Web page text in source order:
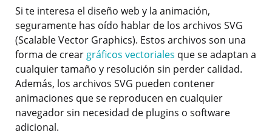
Si te interesa el diseño web y la animación,
seguramente has oído hablar de los archivos SVG
(Scalable Vector Graphics). Estos archivos son una
forma de crear gráficos vectoriales que se adaptan a
cualquier tamaño y resolución sin perder calidad.
Además, los archivos SVG pueden contener
animaciones que se reproducen en cualquier
navegador sin necesidad de plugins o software
adicional.